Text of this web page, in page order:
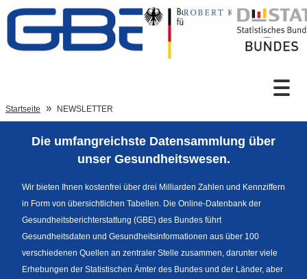
Zum Inhalt
Sprachumschaltung
Fußzeile
Startseite NEWSLETTER
Die umfangreichste Datensammlung über
unser Gesundheitswesen.
Wir bieten Ihnen kostenfrei über drei Milliarden Zahlen und Kennziffern
in Form von übersichtlichen Tabellen. Die Online-Datenbank der
Gesundheitsberichterstattung (GBE) des Bundes führt
Gesundheitsdaten und Gesundheitsinformationen aus über 100
verschiedenen Quellen an zentraler Stelle zusammen, darunter viele
Erhebungen der Statistischen Ämter des Bundes und der Länder, aber